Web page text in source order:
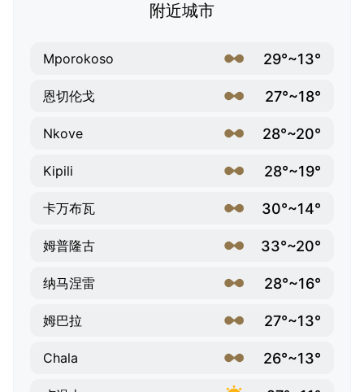
附近城市
Mporokoso 29°~13°
恩切伦戈 27°~18°
Nkove 28°~20°
Kipili 28°~19°
卡万布瓦 30°~14°
姆普隆古 33°~20°
纳马涅雷 28°~16°
姆巴拉 27°~13°
Chala 26°~13°